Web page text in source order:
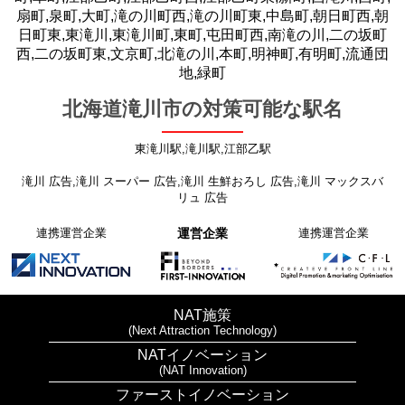
扇町,泉町,大町,滝の川町西,滝の川町東,中島町,朝日町西,朝
日町東,東滝川,東滝川町,東町,屯田町西,南滝の川,二の坂町
西,二の坂町東,文京町,北滝の川,本町,明神町,有明町,流通団
地,緑町
北海道滝川市の対策可能な駅名
東滝川駅,滝川駅,江部乙駅
滝川 広告,滝川 スーパー 広告,滝川 生鮮おろし 広告,滝川 マックスバ
リュ 広告
連携運営企業 運営企業 連携運営企業
NAT施策
(Next Attraction Technology)
NATイノベーション
(NAT Innovation)
ファーストイノベーション